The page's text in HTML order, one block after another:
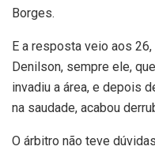
Borges.
E a resposta veio aos
Denilson, sempre ele,
invadiu a área, e depois
na saudade, acabou
O árbitro não teve